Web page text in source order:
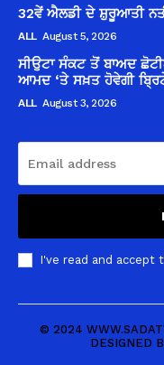
32ਵੇਂ ਐਲਡੀ ਦੇ ਸ਼ੁਰੂਆਤੀ
ALL August 5, 2026
ਸੀਉਟਾ ਸੰਕਟ ਤੋਂ ਬਾਅਦ
ਆਮਦ ‘ਤੇ ਸਖ਼ਤ ਹੋਵੇਗੀ
ALL August 3, 2026
I've read and accept
© 2024
DESIGNED